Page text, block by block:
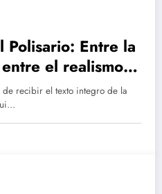
Polisario: Entre la
el realismo y
de recibir el texto integro de la